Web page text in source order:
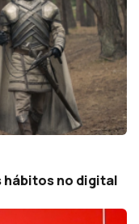
hábitos no digital